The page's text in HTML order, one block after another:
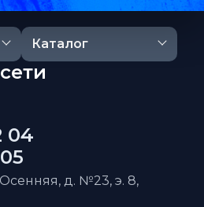
Каталог
04
Осенняя, д. №23, э. 8,